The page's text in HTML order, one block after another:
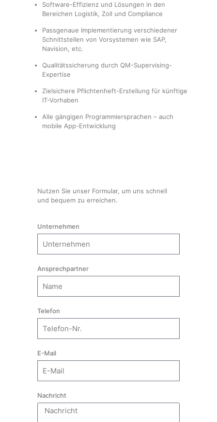
Software-Effizienz und Lösungen in den
Bereichen Logistik, Zoll und Compliance
Passgenaue Implementierung verschiedener
Schnittstellen von Vorsystemen wie SAP,
Navision, etc.
Qualitätssicherung durch QM-Supervising-
Expertise
Zielsichere Pflichtenheft-Erstellung für künftige
IT-Vorhaben
Alle gängigen Programmiersprachen – auch
mobile App-Entwicklung
Nutzen Sie unser Formular, um uns schnell
und bequem zu erreichen.
Unternehmen
Ansprechpartner
Telefon
E-Mail
Nachricht
sind nicht
optional. Sie
benötigt,
funktioniert.
Mit diesen
Funktionsweise
Erfahrung
Damit unsere
Besuchs so
funktioniert.
diese Cookies
verschwinden
Website.
Indem Sie uns Ihre
Verhalten beim
Besuch unserer
erhöhen Sie die
Wahrscheinlichkeit,
personalisierte